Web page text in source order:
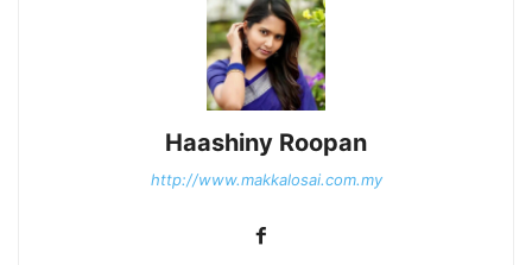
Haashiny Roopan
http://www.makkalosai.com.my